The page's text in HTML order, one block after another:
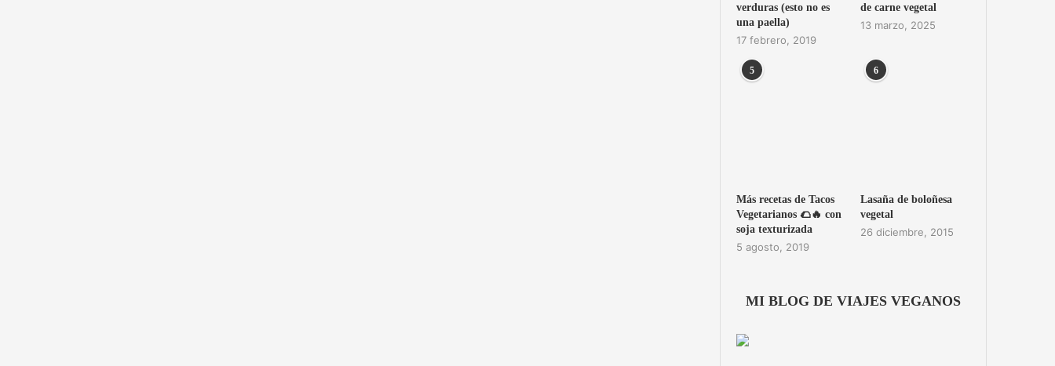
verduras (esto no es
una paella)
17 febrero, 2019
de carne vegetal
13 marzo, 2025
5
Más recetas de Tacos
Vegetarianos 🌮🔥 con
soja texturizada
5 agosto, 2019
6
Lasaña de boloñesa
vegetal
26 diciembre, 2015
MI BLOG DE VIAJES VEGANOS